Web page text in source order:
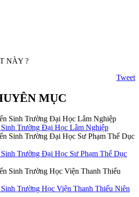
NÀY ?
Tweet
MỤC
Trường Đại Học Lâm Nghiệp
Trường Đại Học Sư Phạm Thể Dục
Trường Học Viện Thanh Thiếu Niên